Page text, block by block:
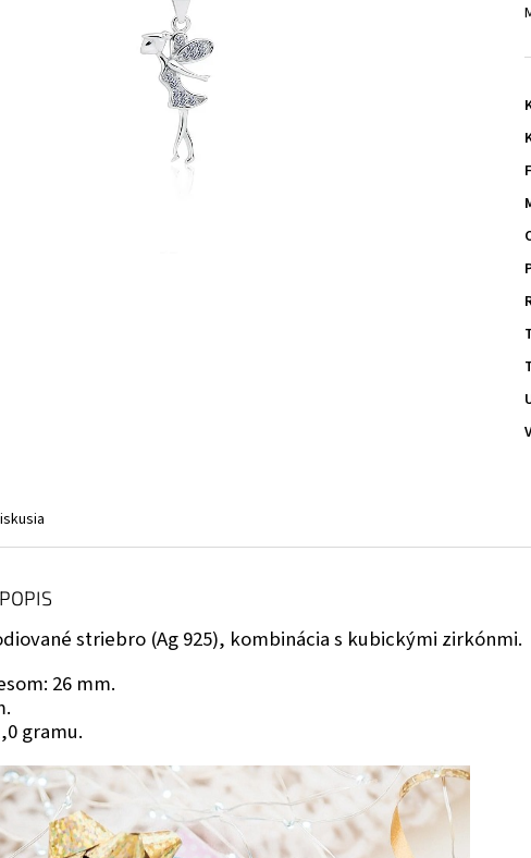
striebro (Ag 925), kombinácia s kubickými zirkónmi.
26 mm.
gramu.